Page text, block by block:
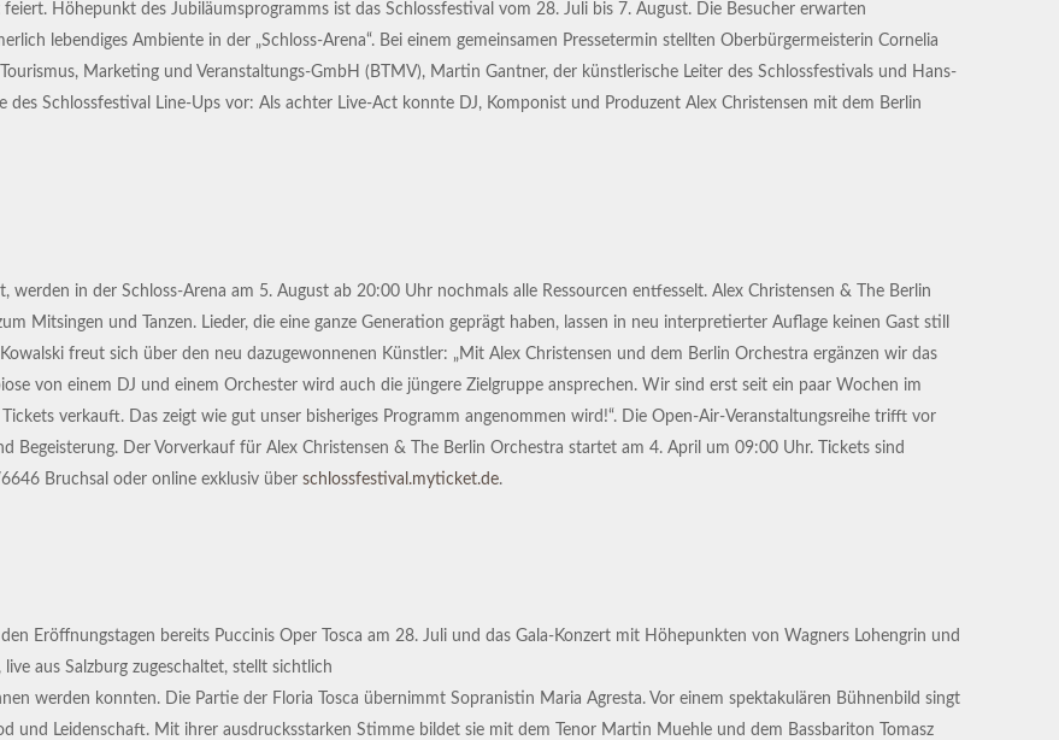
Höhepunkt des Jubiläumsprogramms ist das Schlossfestival vom 28. Juli bis 7. August. Die Besucher erwarten
lebendiges Ambiente in der „Schloss-Arena“. Bei einem gemeinsamen Pressetermin stellten Oberbürgermeisterin Cornelia
Marketing und Veranstaltungs-GmbH (BTMV), Martin Gantner, der künstlerische Leiter des Schlossfestivals und Hans-
des Schlossfestival Line-Ups vor: Als achter Live-Act konnte DJ, Komponist und Produzent Alex Christensen mit dem Berlin
in der Schloss-Arena am 5. August ab 20:00 Uhr nochmals alle Ressourcen entfesselt. Alex Christensen & The Berlin
Mitsingen und Tanzen. Lieder, die eine ganze Generation geprägt haben, lassen in neu interpretierter Auflage keinen Gast still
freut sich über den neu dazugewonnenen Künstler: „Mit Alex Christensen und dem Berlin Orchestra ergänzen wir das
von einem DJ und einem Orchester wird auch die jüngere Zielgruppe ansprechen. Wir sind erst seit ein paar Wochen im
verkauft. Das zeigt wie gut unser bisheriges Programm angenommen wird!“. Die Open-Air-Veranstaltungsreihe trifft vor
Begeisterung. Der Vorverkauf für Alex Christensen & The Berlin Orchestra startet am 4. April um 09:00 Uhr. Tickets sind
Bruchsal oder online exklusiv überschlossfestival.myticket.de.
Eröffnungstagen bereits Puccinis Oper Tosca am 28. Juli und das Gala-Konzert mit Höhepunkten von Wagners Lohengrin und
aus Salzburg zugeschaltet, stellt sichtlich
werden konnten. Die Partie der Floria Tosca übernimmt Sopranistin Maria Agresta. Vor einem spektakulären Bühnenbild singt
und Leidenschaft. Mit ihrer ausdrucksstarken Stimme bildet sie mit dem Tenor Martin Muehle und dem Bassbariton Tomasz